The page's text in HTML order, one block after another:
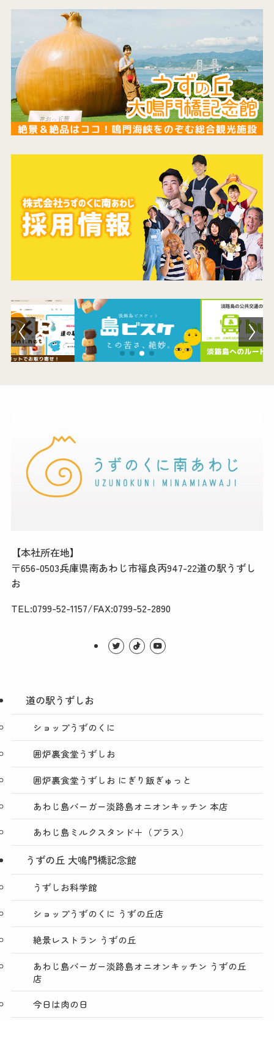
【本社所在地】
〒656-0503兵庫県南あわじ市福良丙947-22道の駅うずし
お
TEL:0799-52-1157/FAX:0799-52-2890
道の駅うずしお
ショップうずのくに
囲炉裏食堂うずしお
囲炉裏食堂うずしお にぎり飯ぎゅっと
あわじ島バーガー淡路島オニオンキッチン 本店
あわじ島ミルクスタンド＋（プラス）
うずの丘 大鳴門橋記念館
うずしお科学館
ショップうずのくに うずの丘店
絶景レストラン うずの丘
あわじ島バーガー淡路島オニオンキッチン うずの丘
店
今日は肉の日